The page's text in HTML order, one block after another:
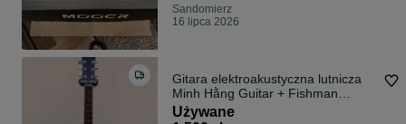
Sandomierz
16 lipca 2026
Gitara elektroakustyczna lutnicza
Minh Hằng Guitar + Fishman
Presys Blend
Używane